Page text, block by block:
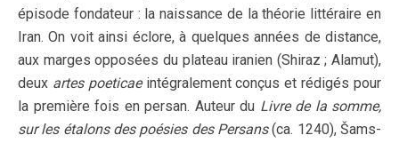
épisode fondateur : la naissance de la théorie littéraire en
Iran. On voit ainsi éclore, à quelques années de distance,
aux marges opposées du plateau iranien (Shiraz ; Alamut),
deux artes poeticaeintégralement conçus et rédigés pour
la première fois en persan. Auteur du Livre de la somme,
sur les étalons des poésies des Persans(ca. 1240), Šams-